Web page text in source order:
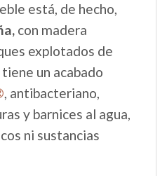
está, de hecho,
con madera
explotados de
un acabado
, antibacteriano,
y barnices al agua,
ni sustancias